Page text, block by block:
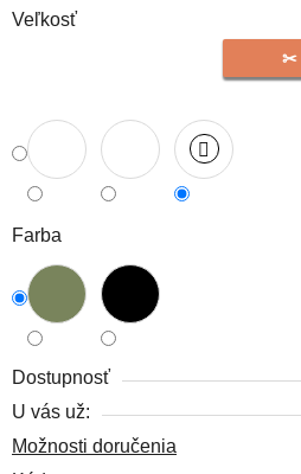
Veľkosť
Farba
Dostupnosť
U vás už:
Možnosti doručenia